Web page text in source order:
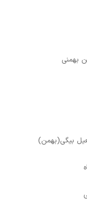
بهمنی
بیگی(بهمن)